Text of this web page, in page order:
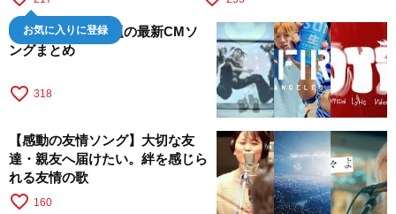
お気に入りに登録
【2026年8月】話題の最新CMソ
ングまとめ
favorite_border 318
【感動の友情ソング】大切な友
達・親友へ届けたい。絆を感じら
れる友情の歌
favorite_border 160